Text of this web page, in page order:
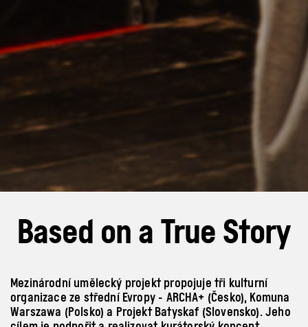
Based on a True Story
Mezinárodní umělecký projekt propojuje tři kulturní
organizace ze střední Evropy - ARCHA+ (Česko), Komuna
Warszawa (Polsko) a Projekt Batyskaf (Slovensko). Jeho